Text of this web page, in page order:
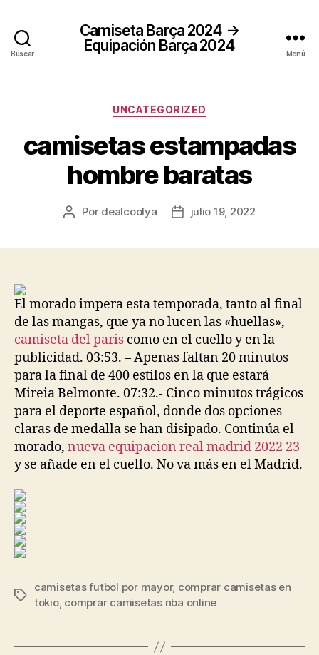
Buscar
Camiseta Barça 2024 →
Equipación Barça 2024
Menú
Categorías
UNCATEGORIZED
camisetas estampadas
hombre baratas
Autor
Por dealcoolya
Fechajulio 19, 2022
El morado impera esta temporada, tanto al final
de las mangas, que ya no lucen las «huellas»,
camiseta del paris como en el cuello y en la
publicidad. 03:53. – Apenas faltan 20 minutos
para la final de 400 estilos en la que estará
Mireia Belmonte. 07:32.- Cinco minutos trágicos
para el deporte español, donde dos opciones
claras de medalla se han disipado. Continúa el
morado, nueva equipacion real madrid 2022 23
y se añade en el cuello. No va más en el Madrid.
Etiquetas
camisetas futbol por mayor, comprar camisetas en
tokio, comprar camisetas nba online